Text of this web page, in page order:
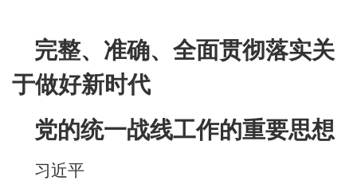
完整、准确、全面贯彻落实关
于做好新时代
党的统一战线工作的重要思想
习近平